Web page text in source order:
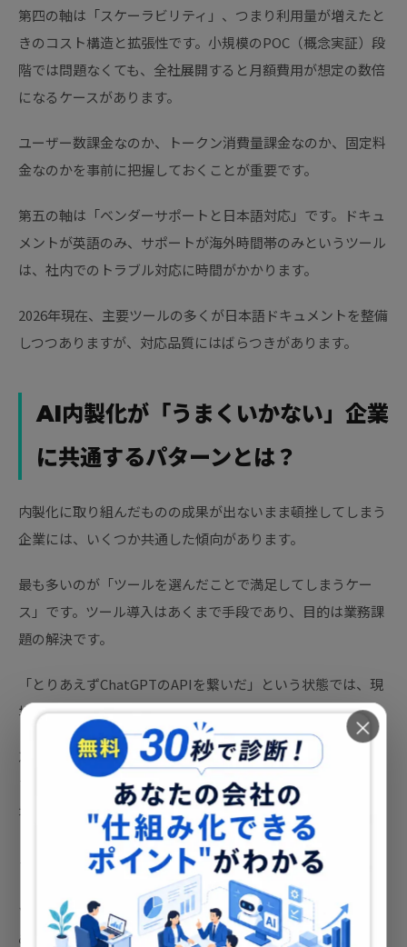
第四の軸は「スケーラビリティ」、つまり利用量が増えたと
きのコスト構造と拡張性です。小規模のPOC（概念実証）段
階では問題なくても、全社展開すると月額費用が想定の数倍
になるケースがあります。
ユーザー数課金なのか、トークン消費量課金なのか、固定料
金なのかを事前に把握しておくことが重要です。
第五の軸は「ベンダーサポートと日本語対応」です。ドキュ
メントが英語のみ、サポートが海外時間帯のみというツール
は、社内でのトラブル対応に時間がかかります。
2026年現在、主要ツールの多くが日本語ドキュメントを整備
しつつありますが、対応品質にはばらつきがあります。
AI内製化が「うまくいかない」企業
に共通するパターンとは？
内製化に取り組んだものの成果が出ないまま頓挫してしまう
企業には、いくつか共通した傾向があります。
最も多いのが「ツールを選んだことで満足してしまうケー
ス」です。ツール導入はあくまで手段であり、目的は業務課
題の解決です。
「とりあえずChatGPTのAPIを繋いだ」という状態では、現
場の課題を解決するアウトプットにはなりません。
次に多いのが「社内データの整備をせずに始めるケース」で
す。特にRAGを活用して社内知識をAIに回答させようとする
場合、基になるドキュメントが古い・バラバラ・フォーマッ
トが統一されていないと、AIの回答精度が著しく低下しま
す。
ツール選定と並行して、データクレンジングと情報整理を進
める必要があります。
×